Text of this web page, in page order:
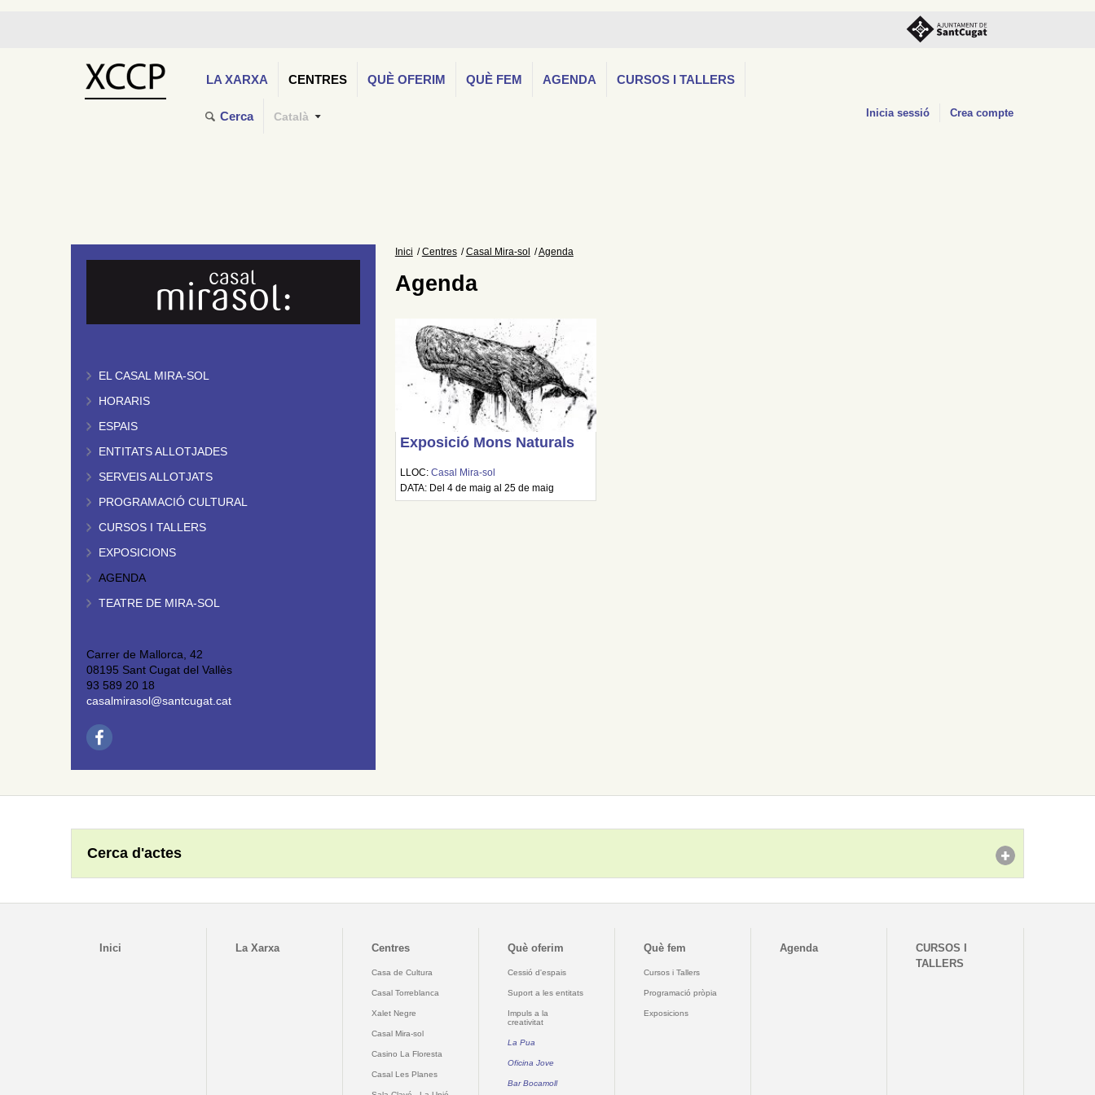
LA XARXA CENTRES QUÈ OFERIM QUÈ FEM AGENDA CURSOS I TALLERS
Cerca Català Inicia sessió Crea compte
EL CASAL MIRA-SOL
HORARIS
ESPAIS
ENTITATS ALLOTJADES
SERVEIS ALLOTJATS
PROGRAMACIÓ CULTURAL
CURSOS I TALLERS
EXPOSICIONS
AGENDA
TEATRE DE MIRA-SOL
Carrer de Mallorca, 42
08195 Sant Cugat del Vallès
93 589 20 18
casalmirasol@santcugat.cat
Inici Centres Casal Mira-sol Agenda
Agenda
Exposició Mons Naturals
LLOC: Casal Mira-sol
DATA: Del 4 de maig al 25 de maig
Cerca d'actes
Inici La Xarxa Centres
Casa de Cultura
Casal Torreblanca
Xalet Negre
Casal Mira-sol
Casino La Floresta
Casal Les Planes
Què oferim
Cessió d'espais
Suport a les entitats
Impuls a la
creativitat
La Pua
Oficina Jove
Bar Bocamoll
Què fem
Cursos i Tallers
Programació pròpia
Exposicions
Agenda
CURSOS I
TALLERS